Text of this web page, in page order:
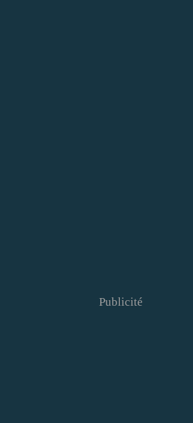
Publicité